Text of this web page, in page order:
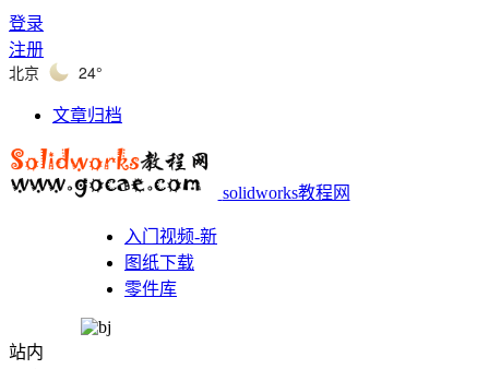
登录
注册
北京 24°
文章归档
solidworks教程网
入门视频-新
图纸下载
零件库
站内